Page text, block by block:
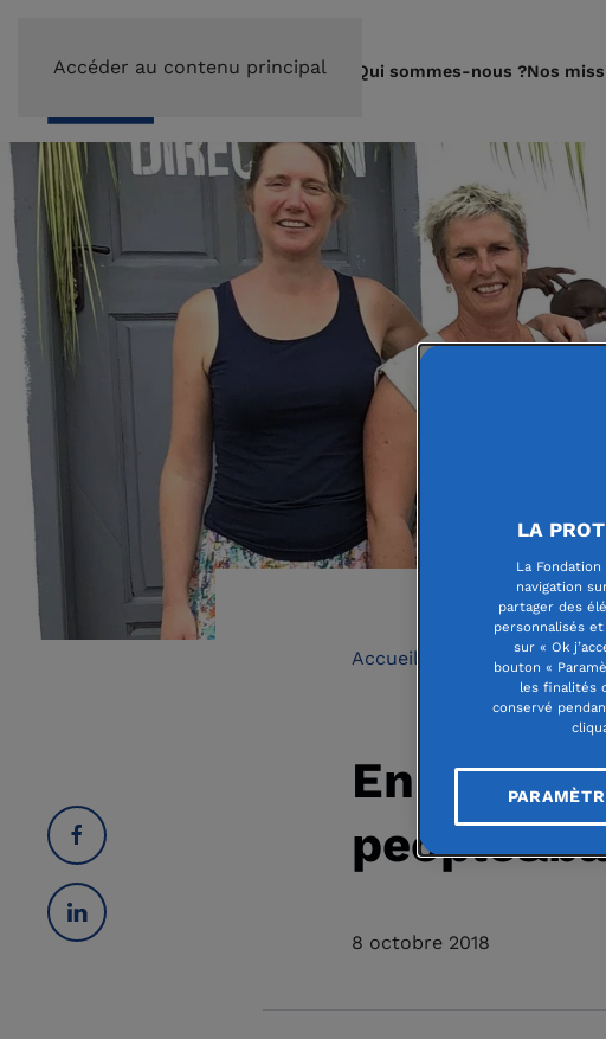
Accéder au contenu principal Qui sommes-nous ?Nos
Accueil L'actualité des
En Côte
8 octobre 2018
LA
La
navigation
partager des
personnalisés
sur « Ok
bouton «
les finalités
conservé